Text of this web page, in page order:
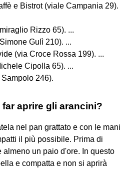
e Bistrot (viale Campania 29).
Rizzo 65). ...
Gulì 210). ...
(via Croce Rossa 199). ...
Cipolla 65). ...
246).
aprire gli arancini?
nel pan grattato e con le mani
il più possibile. Prima di
almeno un paio d'ore. In questo
e compatta e non si aprirà